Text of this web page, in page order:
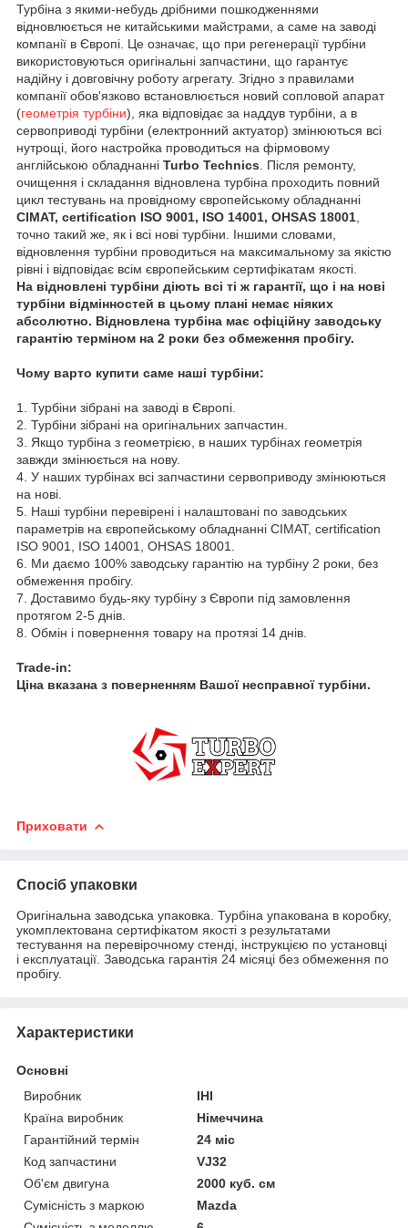
Турбіна з якими-небудь дрібними пошкодженнями
відновлюється не китайськими майстрами, а саме на заводі
компанії в Європі. Це означає, що при регенерації турбіни
використовуються оригінальні запчастини, що гарантує
надійну і довговічну роботу агрегату. Згідно з правилами
компанії обов'язково встановлюється новий сопловой апарат
(геометрія турбіни), яка відповідає за наддув турбіни, а в
сервоприводі турбіни (електронний актуатор) змінюються всі
нутрощі, його настройка проводиться на фірмовому
англійською обладнанні Turbo Technics . Після ремонту,
очищення і складання відновлена турбіна проходить повний
цикл тестувань на провідному європейському обладнанні
CIMAT, certification ISO 9001, ISO 14001, OHSAS 18001
точно такий же, як і всі нові турбіни. Іншими словами,
відновлення турбіни проводиться на максимальному за якістю
рівні і відповідає всім європейським сертифікатам якості.
На відновлені турбіни діють всі ті ж гарантії, що і на нові
турбіни відмінностей в цьому плані немає ніяких
абсолютно. Відновлена турбіна має офіційну заводську
гарантію терміном на 2 роки без обмеження пробігу.
Чому варто купити саме наші турбіни:
1. Турбіни зібрані на заводі в Європі.
2. Турбіни зібрані на оригінальних запчастин.
3. Якщо турбіна з геометрією, в наших турбінах геометрія
завжди змінюється на нову.
4. У наших турбінах всі запчастини сервоприводу змінюються
на нові.
5. Наші турбіни перевірені і налаштовані по заводських
параметрів на європейському обладнанні CIMAT, certification
ISO 9001, ISO 14001, OHSAS 18001.
6. Ми даємо 100% заводську гарантію на турбіну 2 роки, без
обмеження пробігу.
7. Доставимо будь-яку турбіну з Європи під замовлення
протягом 2-5 днів.
8. Обмін і повернення товару на протязі 14 днів.
Trade-in:
Ціна вказана з поверненням Вашої несправної турбіни.
Приховати
Спосіб упаковки
Оригінальна заводська упаковка. Турбіна упакована в коробку,
укомплектована сертифікатом якості з результатами
тестування на перевірочному стенді, інструкцією по установці
і експлуатації. Заводська гарантія 24 місяці без обмеження по
пробігу.
Характеристики
Основні
Виробник
IHI
Країна виробник
Німеччина
Гарантійний термін
24 міс
Код запчастини
VJ32
Об'єм двигуна
2000 куб. см
Сумісність з маркою
Mazda